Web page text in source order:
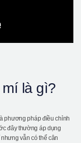
là gì?
phương pháp điều chỉnh
đây thường áp dụng
vẫn có thể cân